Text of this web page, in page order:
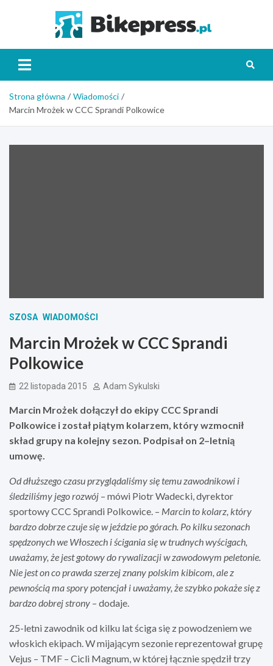
Strona główna
Wiadomości
Marcin Mrożek w CCC Sprandi Polkowice
SZOSA WIADOMOŚCI
Marcin Mrożek w CCC Sprandi
Polkowice
22 listopada 2015 Adam Sykulski
Marcin Mrożek dołączył do ekipy CCC Sprandi
Polkowice i został piątym kolarzem, który wzmocnił
skład grupy na kolejny sezon. Podpisał on 2–letnią
umowę.
Od dłuższego czasu przyglądaliśmy się temu zawodnikowi i
śledziliśmy jego rozwój – mówi Piotr Wadecki, dyrektor
sportowy CCC Sprandi Polkowice. – Marcin to kolarz, który
bardzo dobrze czuje się w jeździe po górach. Po kilku sezonach
spędzonych we Włoszech i ścigania się w trudnych wyścigach,
uważamy, że jest gotowy do rywalizacji w zawodowym peletonie.
Nie jest on co prawda szerzej znany polskim kibicom, ale z
pewnością ma spory potencjał i uważamy, że szybko pokaże się z
bardzo dobrej strony – dodaje.
25-letni zawodnik od kilku lat ściga się z powodzeniem we
włoskich ekipach. W mijającym sezonie reprezentował grupę
Vejus – TMF – Cicli Magnum, w której łącznie spędził trzy